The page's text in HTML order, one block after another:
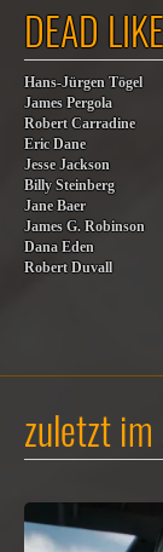
DEAD
Hans-Jürgen Tögel
James Pergola
Robert Carradine
Eric Dane
Jesse Jackson
Billy Steinberg
Jane Baer
James G. Robinson
Dana Eden
Robert Duvall
zuletzt